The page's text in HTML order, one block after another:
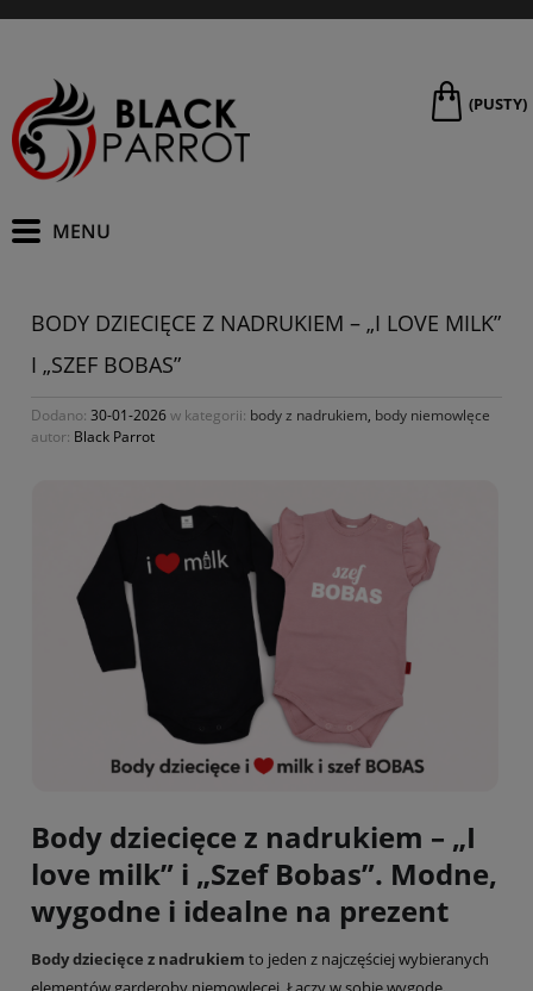
(PUSTY)
BODY DZIECIĘCE Z NADRUKIEM – „I LOVE MILK”
I „SZEF BOBAS”
Dodano: 30-01-2026w kategorii: body z nadrukiem, body niemowlęce
autor: Black Parrot
Body dziecięce z nadrukiem – „I
love milk” i „Szef Bobas”. Modne,
wygodne i idealne na prezent
Body dziecięce z nadrukiem to jeden z najczęściej wybieranych